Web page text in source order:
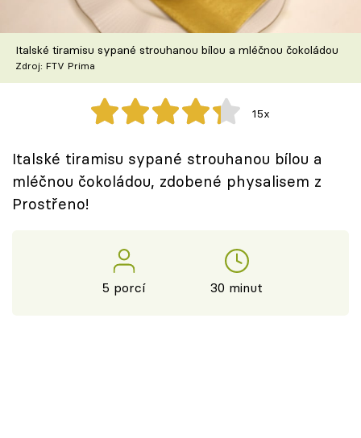
Speciál: Cuketa
Těhotnej kuchař
Sledujte prima+
Přihlášení
Sledujte nás
Italské tiramisu sypané strouhanou bílou a mléčnou čokoládou
Zdroj: FTV Prima
15x
Italské tiramisu sypané strouhanou bílou a
mléčnou čokoládou, zdobené physalisem z
Prostřeno!
5 porcí 30 minut